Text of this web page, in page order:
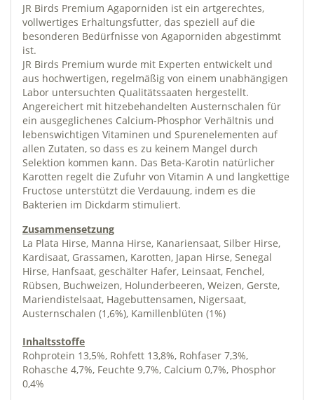
JR Birds Premium Agaporniden ist ein artgerechtes,
vollwertiges Erhaltungsfutter, das speziell auf die
besonderen Bedürfnisse von Agaporniden abgestimmt
ist.
JR Birds Premium wurde mit Experten entwickelt und
aus hochwertigen, regelmäßig von einem unabhängigen
Labor untersuchten Qualitätssaaten hergestellt.
Angereichert mit hitzebehandelten Austernschalen für
ein ausgeglichenes Calcium-Phosphor Verhältnis und
lebenswichtigen Vitaminen und Spurenelementen auf
allen Zutaten, so dass es zu keinem Mangel durch
Selektion kommen kann. Das Beta-Karotin natürlicher
Karotten regelt die Zufuhr von Vitamin A und langkettige
Fructose unterstützt die Verdauung, indem es die
Bakterien im Dickdarm stimuliert.
Zusammensetzung
La Plata Hirse, Manna Hirse, Kanariensaat, Silber Hirse,
Kardisaat, Grassamen, Karotten, Japan Hirse, Senegal
Hirse, Hanfsaat, geschälter Hafer, Leinsaat, Fenchel,
Rübsen, Buchweizen, Holunderbeeren, Weizen, Gerste,
Mariendistelsaat, Hagebuttensamen, Nigersaat,
Austernschalen (1,6%), Kamillenblüten (1%)
Inhaltsstoffe
Rohprotein 13,5%, Rohfett 13,8%, Rohfaser 7,3%,
Rohasche 4,7%, Feuchte 9,7%, Calcium 0,7%, Phosphor
0,4%